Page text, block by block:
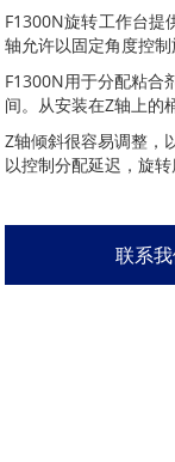
F1300N旋转工作台提
轴允许以固定角度控制
F1300N用于分配粘合
间。从安装在Z轴上的
Z轴倾斜很容易调整，
以控制分配延迟，旋转
联系